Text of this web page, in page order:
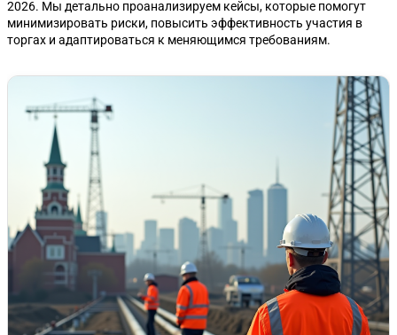
2026. Мы детально проанализируем кейсы, которые помогут
минимизировать риски, повысить эффективность участия в
торгах и адаптироваться к меняющимся требованиям.